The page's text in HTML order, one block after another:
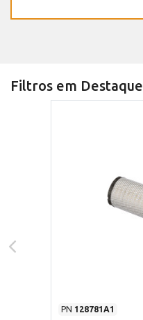
Filtros em Destaque
PN 128781A1